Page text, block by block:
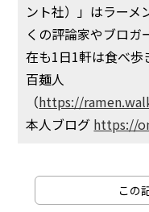
ント社）」はラーメ
くの評論家やブロガ
在も1日1軒は食べ歩
百麺人
（https://
本人ブログ https://
この